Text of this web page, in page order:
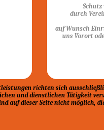
durch
auf Wunsch
uns Vorort
richten sich
und dienstlichen Tätigkeit
auf dieser Seite nicht möglich,